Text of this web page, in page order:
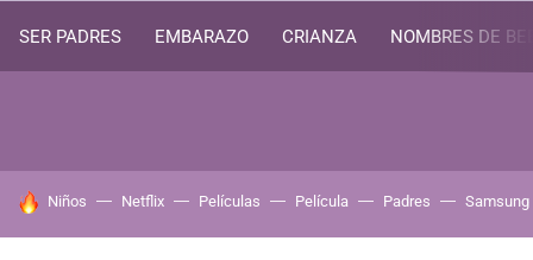
SER PADRES EMBARAZO CRIANZA NOMBRES DE
HOY SE HABLA DE
Niños Netflix Películas Película Padres Samsung